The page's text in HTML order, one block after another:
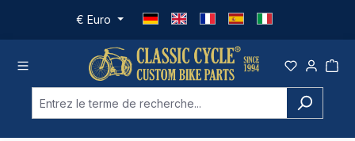
Passer au contenu principal
€ Euro